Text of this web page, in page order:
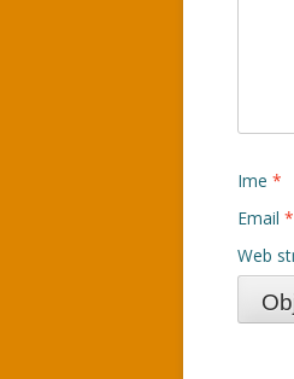
Ime*
Email*
Web